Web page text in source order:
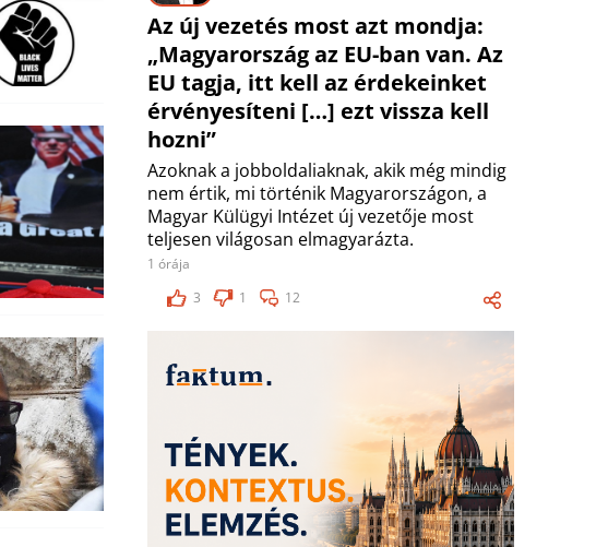
Az új vezetés most azt mondja:
„Magyarország az EU-ban van. Az
EU tagja, itt kell az érdekeinket
érvényesíteni […] ezt vissza kell
hozni”
Azoknak a jobboldaliaknak, akik még mindig
nem értik, mi történik Magyarországon, a
Magyar Külügyi Intézet új vezetője most
teljesen világosan elmagyarázta.
1 órája
3
1 12